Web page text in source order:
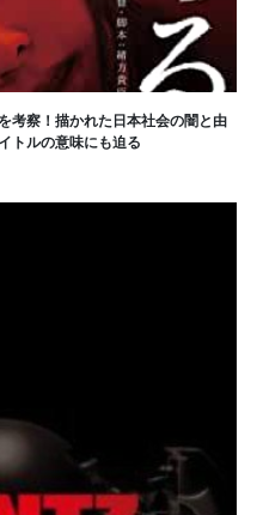
考察！描かれた日本社会の闇と由
トルの意味にも迫る